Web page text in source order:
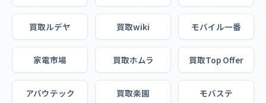
買取ルデヤ 買取wiki モバイル一番
家電市場 買取ホムラ 買取Top Offer
アバウテック 買取楽園 モバステ